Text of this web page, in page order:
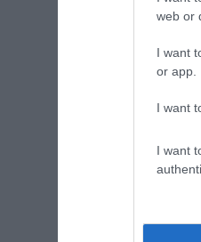
web or
I want
or app.
I want
I want